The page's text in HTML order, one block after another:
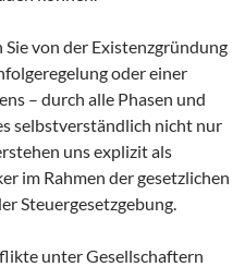
von der Existenzgründung
oder einer
– durch alle Phasen und
selbstverständlich nicht nur
uns explizit als
im Rahmen der gesetzlichen
Steuergesetzgebung.
unter Gesellschaftern